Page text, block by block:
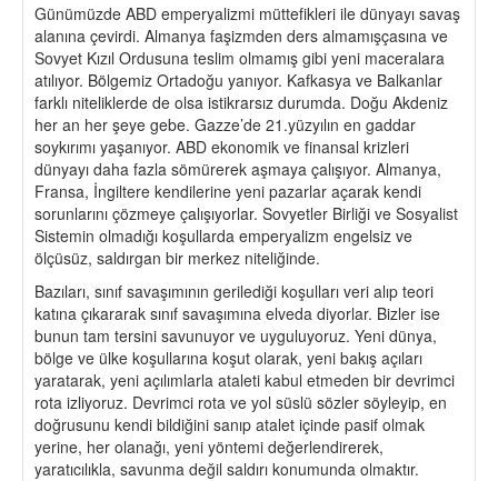
Günümüzde ABD emperyalizmi müttefikleri ile dünyayı savaş
alanına çevirdi. Almanya faşizmden ders almamışçasına ve
Sovyet Kızıl Ordusuna teslim olmamış gibi yeni maceralara
atılıyor. Bölgemiz Ortadoğu yanıyor. Kafkasya ve Balkanlar
farklı niteliklerde de olsa istikrarsız durumda. Doğu Akdeniz
her an her şeye gebe. Gazze’de 21.yüzyılın en gaddar
soykırımı yaşanıyor. ABD ekonomik ve finansal krizleri
dünyayı daha fazla sömürerek aşmaya çalışıyor. Almanya,
Fransa, İngiltere kendilerine yeni pazarlar açarak kendi
sorunlarını çözmeye çalışıyorlar. Sovyetler Birliği ve Sosyalist
Sistemin olmadığı koşullarda emperyalizm engelsiz ve
ölçüsüz, saldırgan bir merkez niteliğinde.
Bazıları, sınıf savaşımının gerilediği koşulları veri alıp teori
katına çıkararak sınıf savaşımına elveda diyorlar. Bizler ise
bunun tam tersini savunuyor ve uyguluyoruz. Yeni dünya,
bölge ve ülke koşullarına koşut olarak, yeni bakış açıları
yaratarak, yeni açılımlarla ataleti kabul etmeden bir devrimci
rota izliyoruz. Devrimci rota ve yol süslü sözler söyleyip, en
doğrusunu kendi bildiğini sanıp atalet içinde pasif olmak
yerine, her olanağı, yeni yöntemi değerlendirerek,
yaratıcılıkla, savunma değil saldırı konumunda olmaktır.